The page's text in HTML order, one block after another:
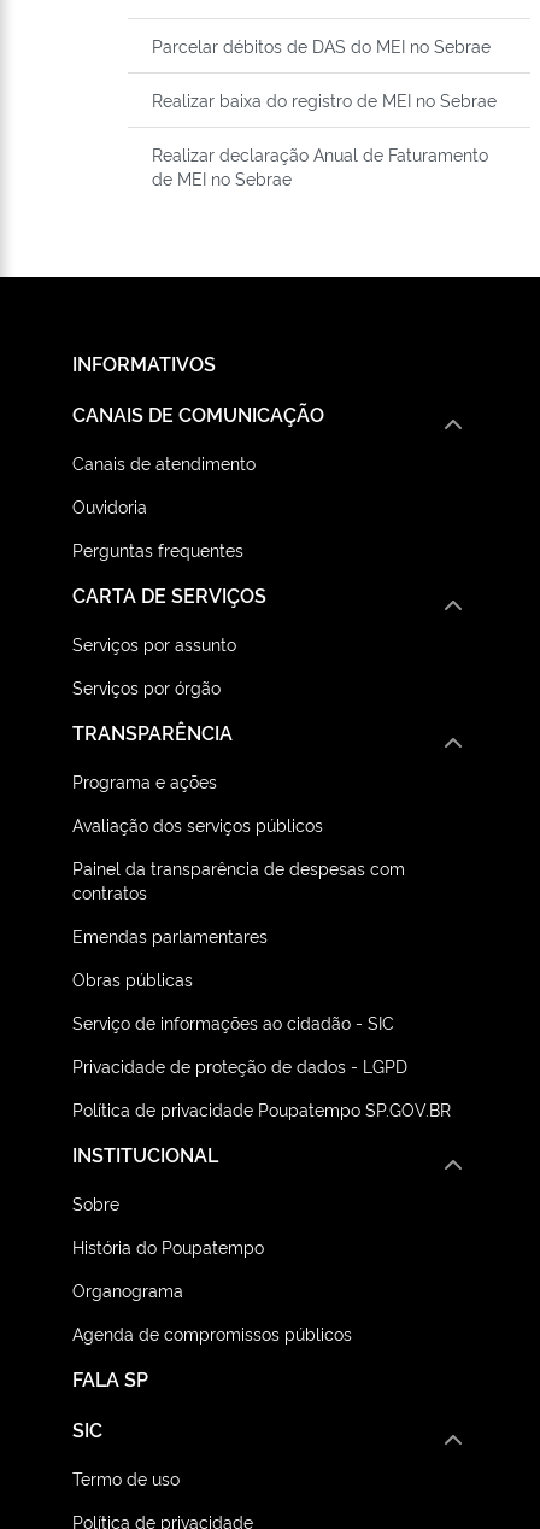
Parcelar débitos de DAS do MEI no Sebrae
Realizar baixa do registro de MEI no Sebrae
Realizar declaração Anual de Faturamento
de MEI no Sebrae
INFORMATIVOS
CANAIS DE COMUNICAÇÃO
Canais de atendimento
Ouvidoria
Perguntas frequentes
CARTA DE SERVIÇOS
Serviços por assunto
Serviços por órgão
TRANSPARÊNCIA
Programa e ações
Avaliação dos serviços públicos
Painel da transparência de despesas com
contratos
Emendas parlamentares
Obras públicas
Serviço de informações ao cidadão - SIC
Privacidade de proteção de dados - LGPD
Política de privacidade Poupatempo SP.GOV.BR
FALA SP
INSTITUCIONAL
Sobre
História do Poupatempo
Organograma
Agenda de compromissos públicos
SIC
Termo de uso
Política de privacidade